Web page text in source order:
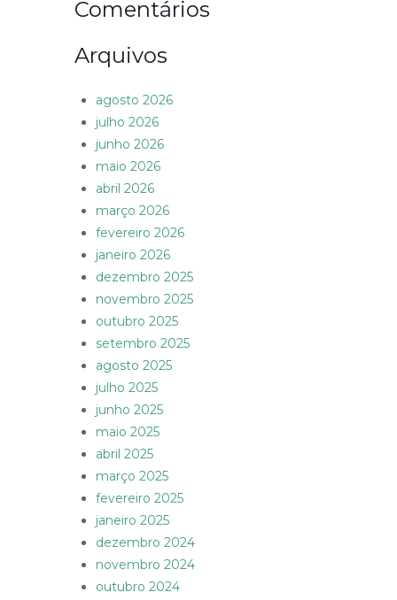
Comentários
Arquivos
agosto 2026
julho 2026
junho 2026
maio 2026
abril 2026
março 2026
fevereiro 2026
janeiro 2026
dezembro 2025
novembro 2025
outubro 2025
setembro 2025
agosto 2025
julho 2025
junho 2025
maio 2025
abril 2025
março 2025
fevereiro 2025
janeiro 2025
dezembro 2024
novembro 2024
outubro 2024